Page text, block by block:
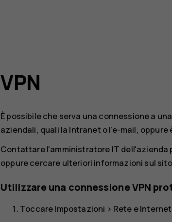
VPN
È possibile che serva una connessione a
aziendali, quali la Intranet o l'e-mail,
Contattare l'amministratore IT dell'azienda
oppure cercare ulteriori informazioni sul sito
Utilizzare una connessione VPN
ToccareImpostazioni > Rete e Internet